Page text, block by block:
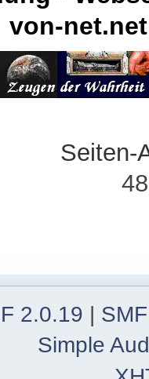
von-net.net
Seiten-
2.0.19 |
Simple